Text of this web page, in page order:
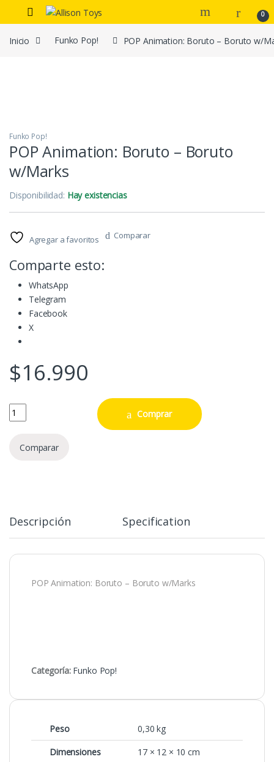
Navegar
Ir al contenido
0
Inicio Funko Pop! POP Animation: Boruto – Boruto w/
Funko Pop!
POP Animation: Boruto – Boruto
w/Marks
Disponibilidad: Hay existencias
Agregar a favoritos Comparar
Comparte esto:
WhatsApp
Telegram
Facebook
X
$16.990
POP Animation: Boruto - Boruto w/Marks quantity
Comprar
Comparar
Descripción Specification
POP Animation: Boruto – Boruto w/Marks
Categoría: Funko Pop!
Peso
0,30 kg
Dimensiones
17 × 12 × 10 cm